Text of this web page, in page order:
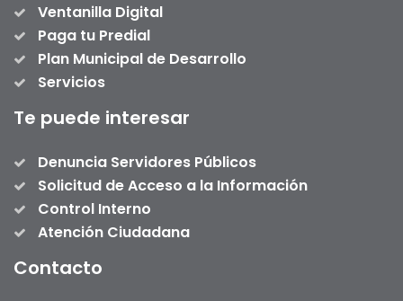
Ventanilla Digital
Paga tu Predial
Plan Municipal de Desarrollo
Servicios
Te puede interesar
Denuncia Servidores Públicos
Solicitud de Acceso a la Información
Control Interno
Atención Ciudadana
Contacto